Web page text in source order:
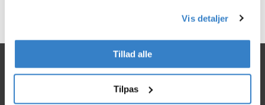
Vis detaljer
Tillad alle
Tilpas